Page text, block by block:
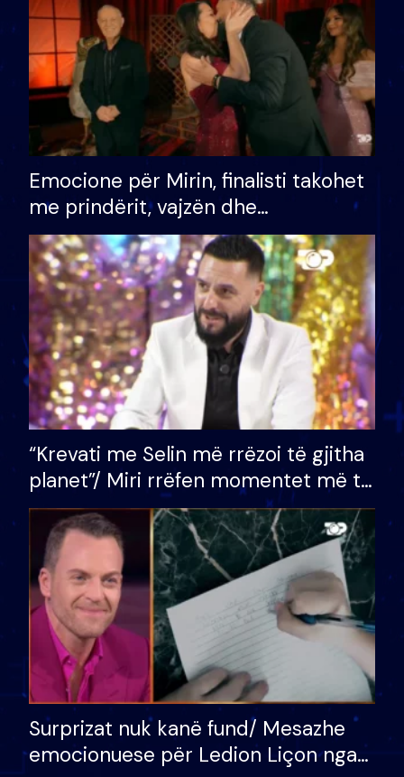
Emocione për Mirin, finalisti takohet
me prindërit, vajzën dhe
bashkëshorten: S’kemi ndonjë letër
divorci apo jo?
“Krevati me Selin më rrëzoi të gjitha
planet”/ Miri rrëfen momentet më të
bukura në shtëpinë e BB VIP: Do më
mungojë zilja e mëngjesit kur…
Surprizat nuk kanë fund/ Mesazhe
emocionuese për Ledion Liçon nga